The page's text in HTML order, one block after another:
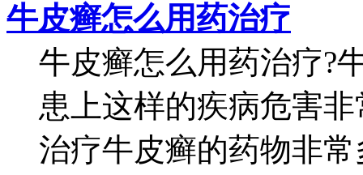
牛皮癣怎么用药治疗
牛皮癣怎么用药治疗?
患上这样的疾病危害
治疗牛皮癣的药物非